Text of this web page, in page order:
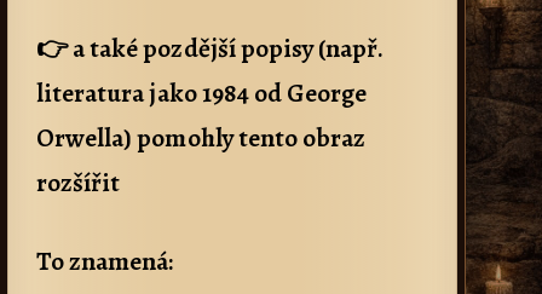
👉 a také pozdější popisy (např.
literatura jako 1984 od George
Orwella) pomohly tento obraz
rozšířit
To znamená: